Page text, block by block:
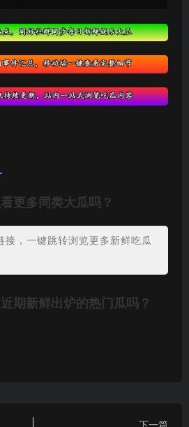
更多同类大瓜吗？
接，一键跳转浏览更多新鲜吃瓜
期新鲜出炉的热门瓜吗？